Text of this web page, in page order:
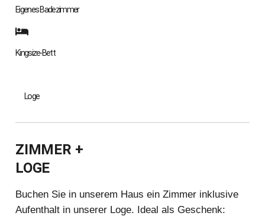
Eigenes Badezimmer
Kingsize-Bett
Loge
ZIMMER +
LOGE
Buchen Sie in unserem Haus ein Zimmer inklusive
Aufenthalt in unserer Loge. Ideal als Geschenk: